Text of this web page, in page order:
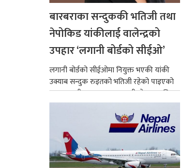
बारबराका सन्दुककी भतिजी तथा
नेपोकिड यांकीलाई वालेन्द्रको
उपहार ‘लगानी बोर्डको सीईओ’
लगानी बोर्डको सीईओमा नियुक्त भएकी यांकी
उक्याब सन्दुक रुइतको भतिजी रहेको पाइएको
छ। तत्कालीन समयमा महाकालीको अञ्चलाधिश
नै बनेका जोन...